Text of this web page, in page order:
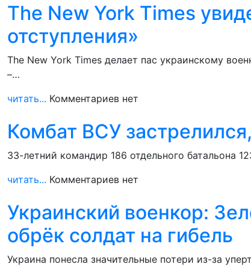
The New York Times
отступления»
The New York Times делает пас украинскому
–…
читать... Комментариев нет
Комбат ВСУ
33-летний командир 186 отдельного батальона
читать... Комментариев нет
Украинский военкор:
обрёк солдат на гибель
Украина понесла значительные потери из-за